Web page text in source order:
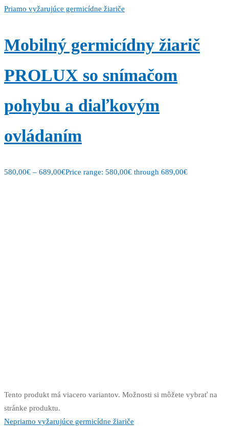
Priamo vyžarujúce germicídne žiariče
Mobilný germicídny žiarič
PROLUX so snímačom
pohybu a diaľkovým
ovládaním
580,00€ – 689,00€Price range: 580,00€ through 689,00€
Tento produkt má viacero variantov. Možnosti si môžete vybrať na
stránke produktu.
Nepriamo vyžarujúce germicídne žiariče